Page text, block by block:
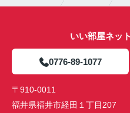
いい部屋ネッ
0776-89-1077
〒910-0011
福井県福井市経田１丁目207